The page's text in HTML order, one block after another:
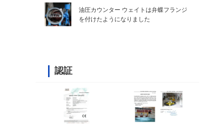
油圧カウンター ウェイトは弁蝶フランジ
を付けたようになりました
認証